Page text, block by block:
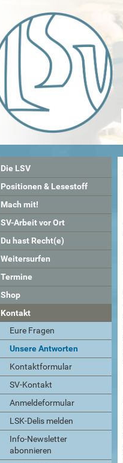
Die LSV
Positionen & Lesestoff
Mach mit!
SV-Arbeit vor Ort
Du hast Recht(e)
Weitersurfen
Termine
Shop
Kontakt
Eure Fragen
Unsere Antworten
Kontaktformular
SV-Kontakt
Anmeldeformular
LSK-Delis melden
Info-Newsletter
abonnieren